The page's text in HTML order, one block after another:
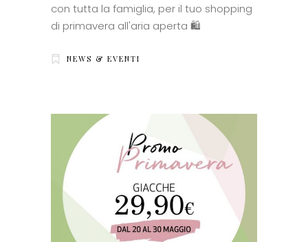
con tutta la famiglia, per il tuo shopping
di primavera all'aria aperta 🛍
NEWS & EVENTI